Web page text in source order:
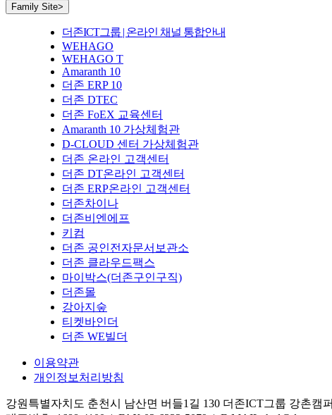
Family Site>
더존ICT그룹 | 온라인 채널 통합안내
WEHAGO
WEHAGO T
Amaranth 10
더존 ERP 10
더존 DTEC
더존 FoEX 교육센터
Amaranth 10 가상체험관
D-CLOUD 센터 가상체험관
더존 온라인 고객센터
더존 DT온라인 고객센터
더존 ERP온라인 고객센터
더존차이나
더존비엔에프
키컴
더존 공인전자문서보관소
더존 클라우드팩스
마이박스(더존구인구직)
더존몰
강아지숲
티켓바인더
더존 WE빌더
이용약관
개인정보처리방침
강원특별자치도 춘천시 남산면 버들1길 130 더존ICT그룹 강촌캠